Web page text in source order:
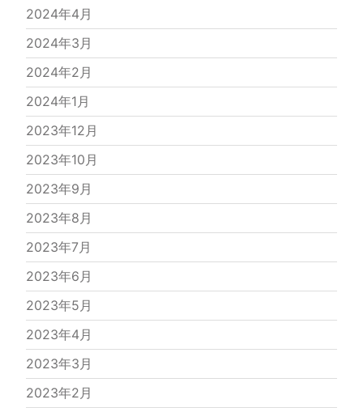
2024年4月
2024年3月
2024年2月
2024年1月
2023年12月
2023年10月
2023年9月
2023年8月
2023年7月
2023年6月
2023年5月
2023年4月
2023年3月
2023年2月